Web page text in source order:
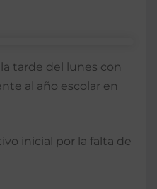
tarde del lunes con
al año escolar en
inicial por la falta de